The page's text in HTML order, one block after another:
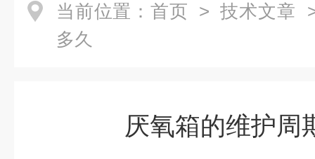
当前位置： 首页 > 技术文章
多久
厌氧箱的维护周